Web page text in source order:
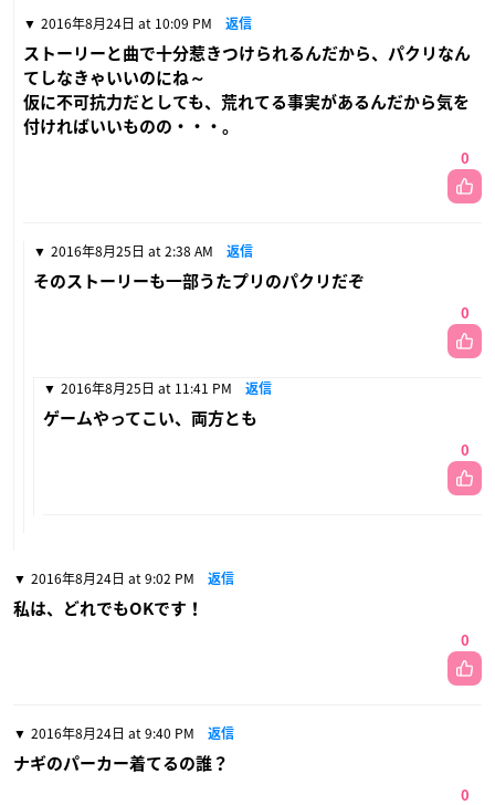
2016年8月24日 at 10:09 PM 返信
ストーリーと曲で十分惹きつけられるんだから、パクリなん
てしなきゃいいのにね～
仮に不可抗力だとしても、荒れてる事実があるんだから気を
付ければいいものの・・・。
0
2016年8月25日 at 2:38 AM 返信
そのストーリーも一部うたプリのパクリだぞ
0
2016年8月25日 at 11:41 PM 返信
ゲームやってこい、両方とも
0
2016年8月24日 at 9:02 PM 返信
私は、どれでもOKです！
0
2016年8月24日 at 9:40 PM 返信
ナギのパーカー着てるの誰？
0